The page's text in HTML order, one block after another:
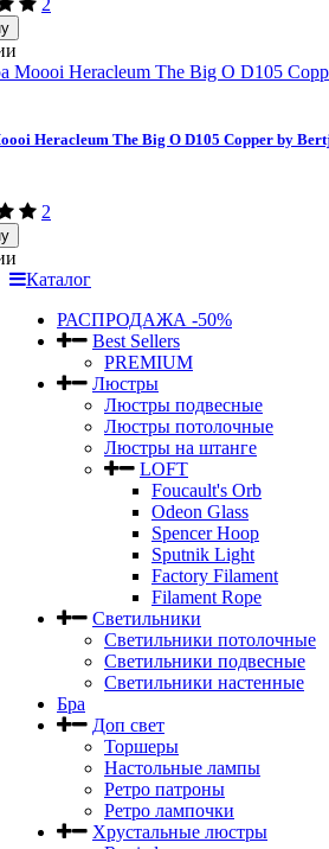
2
Heracleum The Big O D105 Copper by
2
Каталог
РАСПРОДАЖА -50%
Best Sellers
PREMIUM
Люстры
Люстры подвесные
Люстры потолочные
Люстры на штанге
LOFT
Foucault's Orb
Odeon Glass
Spencer Hoop
Sputnik Light
Factory Filament
Filament Rope
Светильники
Светильники потолочные
Светильники подвесные
Светильники настенные
Бра
Доп свет
Торшеры
Настольные лампы
Ретро патроны
Ретро лампочки
Хрустальные люстры